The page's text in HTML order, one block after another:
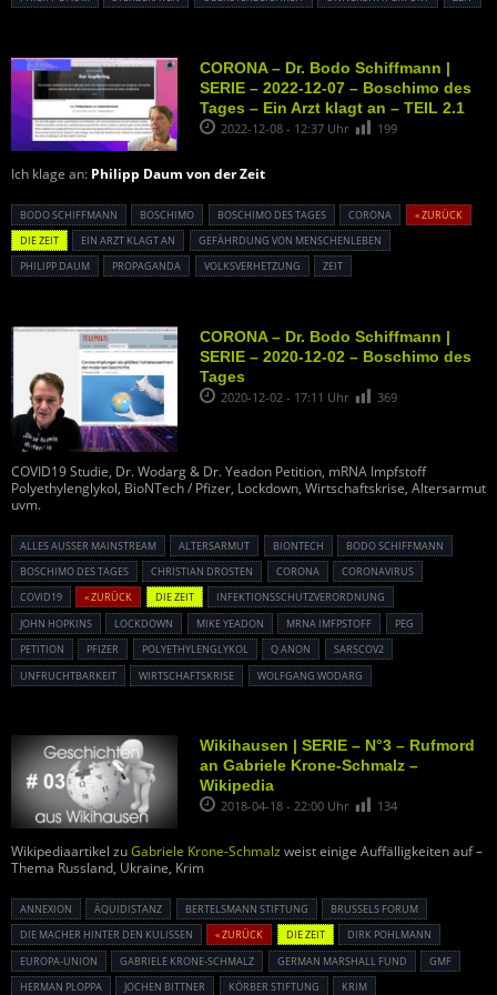
CORONA – Dr. Bodo Schiffmann |
SERIE – 2022-12-07 – Boschimo des
Tages – Ein Arzt klagt an – TEIL 2.1
2022-12-08 - 12:37 Uhr 199
Ich klage an: Philipp Daum von der Zeit
BODO SCHIFFMANN BOSCHIMO BOSCHIMO DES TAGES CORONA
« ZURÜCK
DIE ZEIT
EIN ARZT KLAGT AN
GEFÄHRDUNG VON MENSCHENLEBEN
PHILIPP DAUM
PROPAGANDA VOLKSVERHETZUNG ZEIT
CORONA – Dr. Bodo Schiffmann |
SERIE – 2020-12-02 – Boschimo des
Tages
2020-12-02 - 17:11 Uhr 369
COVID19 Studie, Dr. Wodarg & Dr. Yeadon Petition, mRNA Impfstoff
Polyethylenglykol, BioNTech / Pfizer, Lockdown, Wirtschaftskrise, Altersarmut
uvm.
ALLES AUSSER MAINSTREAM ALTERSARMUT BIONTECH
BODO SCHIFFMANN
BOSCHIMO DES TAGES
CHRISTIAN DROSTEN CORONA
CORONAVIRUS
COVID19
« ZURÜCK DIE ZEIT
INFEKTIONSSCHUTZVERORDNUNG
JOHN HOPKINS
LOCKDOWN MIKE YEADON MRNA IMFPSTOFF
PEG
PETITION
PFIZER POLYETHYLENGLYKOL Q ANON
SARSCOV2
UNFRUCHTBARKEIT
WIRTSCHAFTSKRISE WOLFGANG WODARG
Wikihausen | SERIE – N°3 – Rufmord
an Gabriele Krone-Schmalz –
Wikipedia
2018-04-18 - 22:00 Uhr 134
Wikipediaartikel zuGabriele Krone-Schmalz weist einige Auffälligkeiten auf –
Thema Russland, Ukraine, Krim
ANNEXION ÄQUIDISTANZ BERTELSMANN STIFTUNG
BRUSSELS FORUM
DIE MACHER HINTER DEN KULISSEN
« ZURÜCK DIE ZEIT
DIRK POHLMANN
EUROPA-UNION
GABRIELE KRONE-SCHMALZ GERMAN MARSHALL FUND
GMF
HERMAN PLOPPA
JOCHEN BITTNER KÖRBER STIFTUNG KRIM